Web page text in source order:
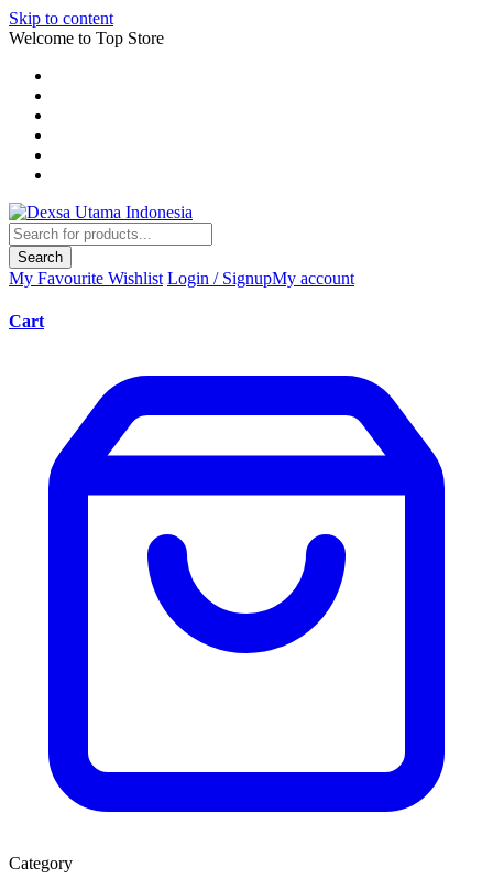
Skip to content
Welcome to Top Store
Search
My Favourite Wishlist Login / SignupMy account
Cart
Category